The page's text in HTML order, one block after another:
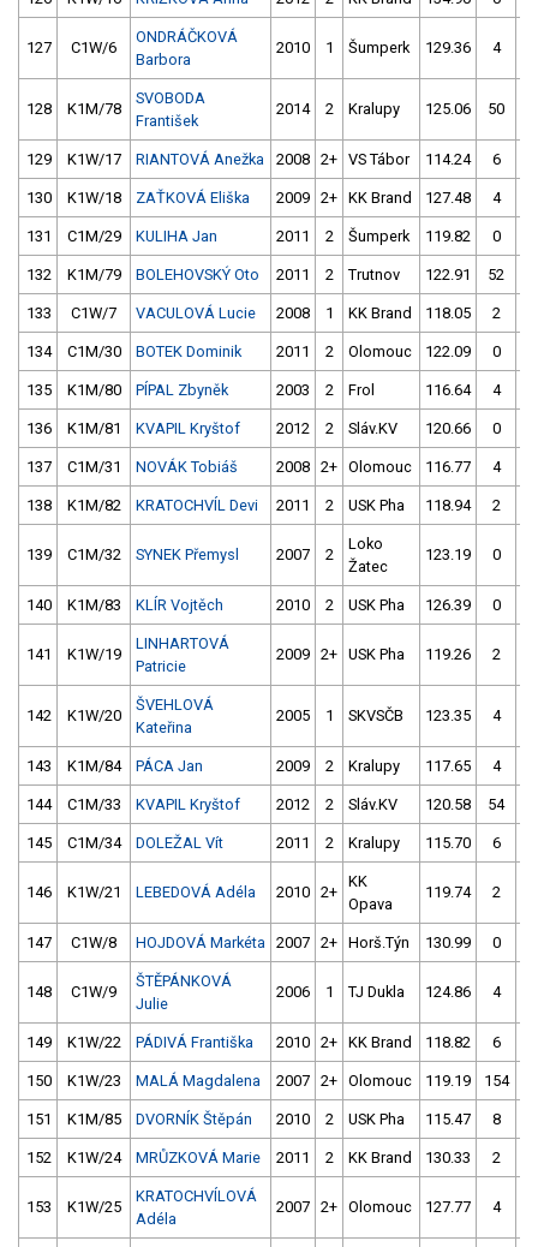
127 C1W/6
ONDRÁČKOVÁ
Barbora
2010 1 Šumperk 129.36 4
128 K1M/78
SVOBODA
František
2014 2 Kralupy 125.06 50
129 K1W/17 RIANTOVÁ Anežka 2008 2+ VS Tábor 114.24 6
130 K1W/18 ZAŤKOVÁ Eliška 2009 2+ KK Brand 127.48 4
131 C1M/29 KULIHA Jan 2011 2 Šumperk 119.82 0
132 K1M/79 BOLEHOVSKÝ Oto 2011 2 Trutnov 122.91 52
133 C1W/7 VACULOVÁ Lucie 2008 1 KK Brand 118.05 2
134 C1M/30 BOTEK Dominik 2011 2 Olomouc 122.09 0
135 K1M/80 PÍPAL Zbyněk 2003 2 Frol 116.64 4
136 K1M/81 KVAPIL Kryštof 2012 2 Sláv.KV 120.66 0
137 C1M/31 NOVÁK Tobiáš 2008 2+ Olomouc 116.77 4
138 K1M/82 KRATOCHVÍL Devi 2011 2 USK Pha 118.94 2
139 C1M/32 SYNEK Přemysl 2007 2
Loko
Žatec
123.19 0
140 K1M/83 KLÍR Vojtěch 2010 2 USK Pha 126.39 0
141 K1W/19
LINHARTOVÁ
Patricie
2009 2+ USK Pha 119.26 2
142 K1W/20
ŠVEHLOVÁ
Kateřina
2005 1 SKVSČB 123.35 4
143 K1M/84 PÁCA Jan 2009 2 Kralupy 117.65 4
144 C1M/33 KVAPIL Kryštof 2012 2 Sláv.KV 120.58 54
145 C1M/34 DOLEŽAL Vít 2011 2 Kralupy 115.70 6
146 K1W/21 LEBEDOVÁ Adéla 2010 2+
KK
Opava
119.74 2
147 C1W/8 HOJDOVÁ Markéta 2007 2+ Horš.Týn 130.99 0
148 C1W/9
ŠTĚPÁNKOVÁ
Julie
2006 1 TJ Dukla 124.86 4
149 K1W/22 PÁDIVÁ Františka 2010 2+ KK Brand 118.82 6
150 K1W/23 MALÁ Magdalena 2007 2+ Olomouc 119.19 154
151 K1M/85 DVORNÍK Štěpán 2010 2 USK Pha 115.47 8
152 K1W/24 MRŮZKOVÁ Marie 2011 2 KK Brand 130.33 2
153 K1W/25
KRATOCHVÍLOVÁ
Adéla
2007 2+ Olomouc 127.77 4